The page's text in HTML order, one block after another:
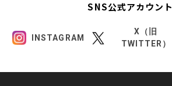
SNS公式アカウント
INSTAGRAM
X（旧
TWITTER）